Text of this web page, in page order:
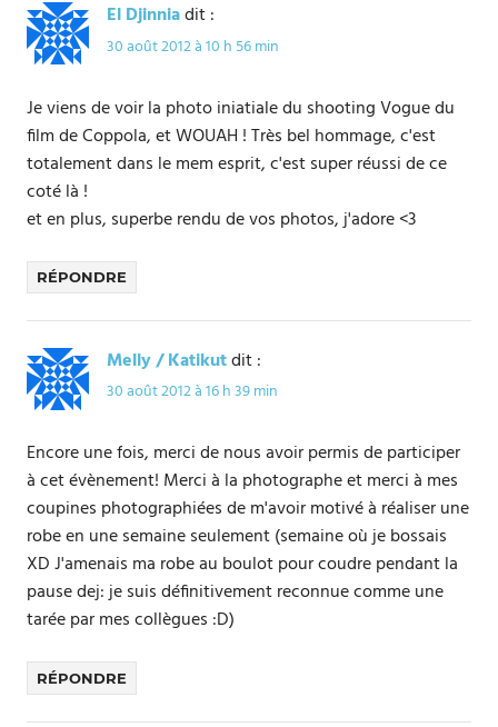
El Djinniadit :
30 août 2012 à 10 h 56 min
Je viens de voir la photo iniatiale du shooting Vogue du
film de Coppola, et WOUAH ! Très bel hommage, c'est
totalement dans le mem esprit, c'est super réussi de ce
coté là !
et en plus, superbe rendu de vos photos, j'adore <3
RÉPONDRE
Melly / Katikutdit :
30 août 2012 à 16 h 39 min
Encore une fois, merci de nous avoir permis de participer
à cet évènement! Merci à la photographe et merci à mes
coupines photographiées de m'avoir motivé à réaliser une
robe en une semaine seulement (semaine où je bossais
XD J'amenais ma robe au boulot pour coudre pendant la
pause dej: je suis définitivement reconnue comme une
tarée par mes collègues :D)
RÉPONDRE